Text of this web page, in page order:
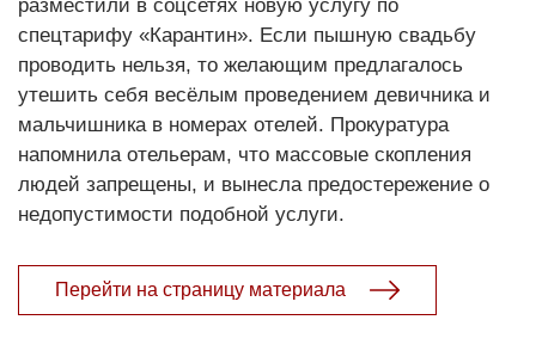
разместили в соцсетях новую услугу по
спецтарифу «Карантин». Если пышную свадьбу
проводить нельзя, то желающим предлагалось
утешить себя весёлым проведением девичника и
мальчишника в номерах отелей. Прокуратура
напомнила отельерам, что массовые скопления
людей запрещены, и вынесла предостережение о
недопустимости подобной услуги.
Перейти на страницу материала